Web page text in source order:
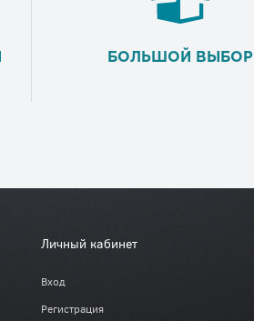
БОЛЬШОЙ ВЫБОР
Личный кабинет
Вход
Регистрация